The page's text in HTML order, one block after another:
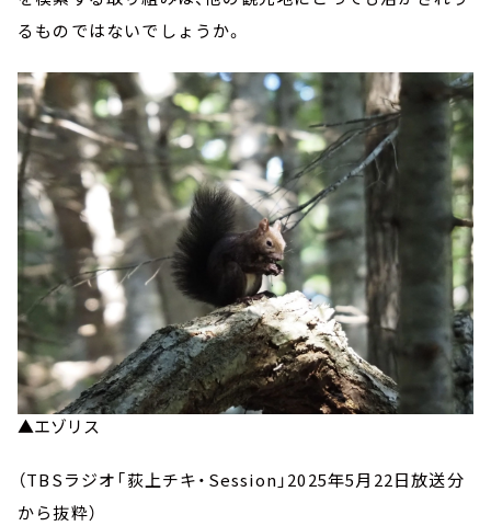
るものではないでしょうか。
▲エゾリス
（TBSラジオ「荻上チキ・Session」2025年5月22日放送分
から抜粋）